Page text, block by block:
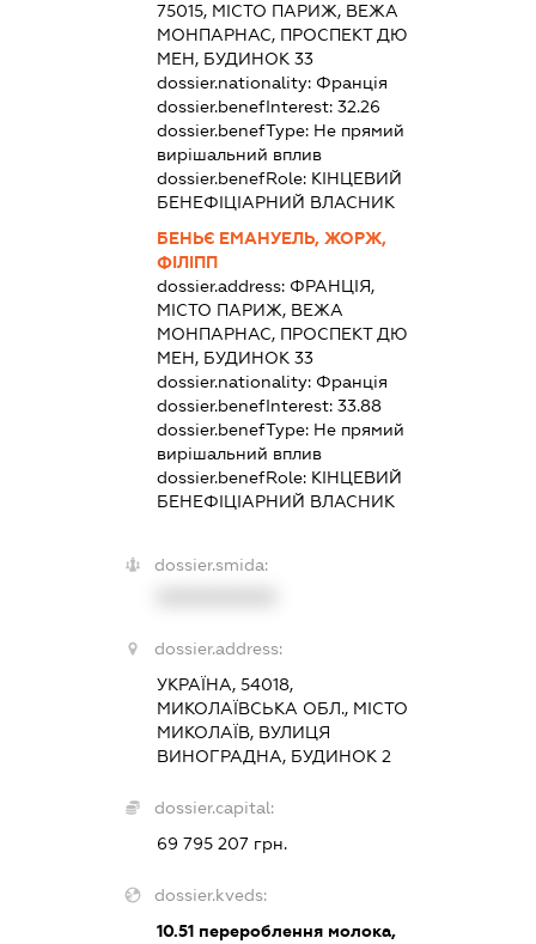
75015, МІСТО ПАРИЖ, ВЕЖА
МОНПАРНАС, ПРОСПЕКТ ДЮ
МЕН, БУДИНОК 33
dossier.nationality: Франція
dossier.benefInterest: 32.26
dossier.benefType: Не прямий
вирішальний вплив
dossier.benefRole: КІНЦЕВИЙ
БЕНЕФІЦІАРНИЙ ВЛАСНИК
БЕНЬЄ ЕМАНУЕЛЬ, ЖОРЖ,
ФІЛІПП
dossier.address: ФРАНЦІЯ,
МІСТО ПАРИЖ, ВЕЖА
МОНПАРНАС, ПРОСПЕКТ ДЮ
МЕН, БУДИНОК 33
dossier.nationality: Франція
dossier.benefInterest: 33.88
dossier.benefType: Не прямий
вирішальний вплив
dossier.benefRole: КІНЦЕВИЙ
БЕНЕФІЦІАРНИЙ ВЛАСНИК
dossier.smida:
dossier.address:
УКРАЇНА, 54018,
МИКОЛАЇВСЬКА ОБЛ., МІСТО
МИКОЛАЇВ, ВУЛИЦЯ
ВИНОГРАДНА, БУДИНОК 2
dossier.capital:
69 795 207 грн.
dossier.kveds:
10.51перероблення молока,